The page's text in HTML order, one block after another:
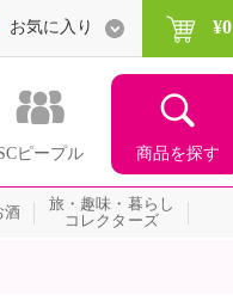
ピープル 商品を探す
お気に入り ¥0
酒
旅・趣味・暮らし
コレクターズ